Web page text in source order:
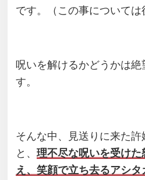
です。（この事については
呪いを解けるかどうかは絶
す。
そんな中、見送りに来た
と、理不尽な呪いを受け
え、笑顔で立ち去るアシ